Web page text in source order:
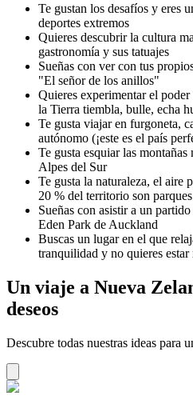
Te gustan los desafíos y eres
deportes extremos
Quieres descubrir la cultura
gastronomía y sus tatuajes
Sueñas con ver con tus
"El señor de los anillos"
Quieres experimentar el
la Tierra tiembla, bulle, echa
Te gusta viajar en furgoneta,
autónomo (¡este es el país
Te gusta esquiar las
Alpes del Sur
Te gusta la naturaleza, el aire
20 % del territorio son
Sueñas con asistir a un
Eden Park de Auckland
Buscas un lugar en el que
tranquilidad y no quieres estar
Un viaje a Nueva
deseos
Descubre todas nuestras ideas para